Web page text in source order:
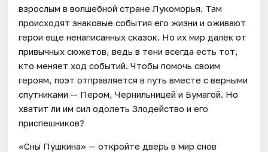
взрослым в волшебной стране Лукоморья. Там
происходят знаковые события его жизни и оживают
герои еще ненаписанных сказок. Но их мир далёк от
привычных сюжетов, ведь в тени всегда есть тот,
кто меняет ход событий. Чтобы помочь своим
героям, поэт отправляется в путь вместе с верными
спутниками — Пером, Чернильницей и Бумагой. Но
хватит ли им сил одолеть Злодейство и его
приспешников?
«Сны Пушкина» — откройте дверь в мир снов